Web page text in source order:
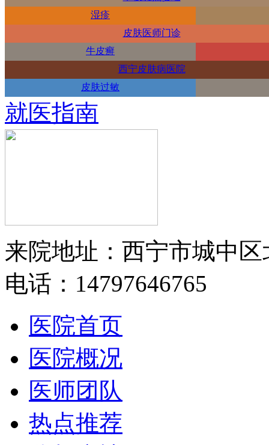
湿疹
皮肤医师门诊
牛皮癣
西宁皮肤病医院
皮肤过敏
就医指南
来院地址：西宁市城中区
电话：14797646765
医院首页
医院概况
医师团队
热点推荐